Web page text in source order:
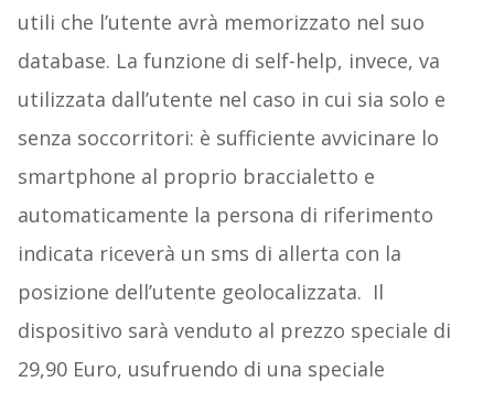
utili che l’utente avrà memorizzato nel suo
database. La funzione di self-help, invece, va
utilizzata dall’utente nel caso in cui sia solo e
senza soccorritori: è sufficiente avvicinare lo
smartphone al proprio braccialetto e
automaticamente la persona di riferimento
indicata riceverà un sms di allerta con la
posizione dell’utente geolocalizzata. Il
dispositivo sarà venduto al prezzo speciale di
29,90 Euro, usufruendo di una speciale